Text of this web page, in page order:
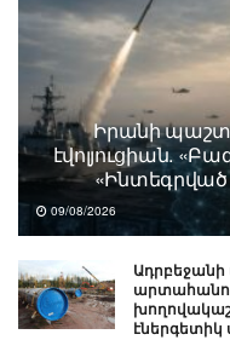
Իրանի
էվոլյուցիան.
09/08/2026
էներգետիկ